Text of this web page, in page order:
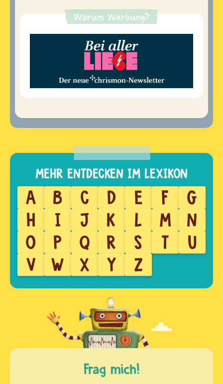
Warum Werbung?
A B C D E F
G
H
I J K L M
N
O
P Q R S T
U
V
W X Y Z
Frag mich!